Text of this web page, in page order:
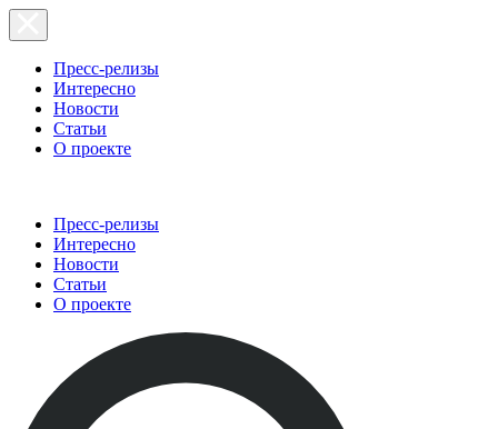
Пресс-релизы
Интересно
Новости
Статьи
О проекте
Пресс-релизы
Интересно
Новости
Статьи
О проекте